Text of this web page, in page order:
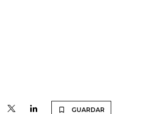
GUARDAR